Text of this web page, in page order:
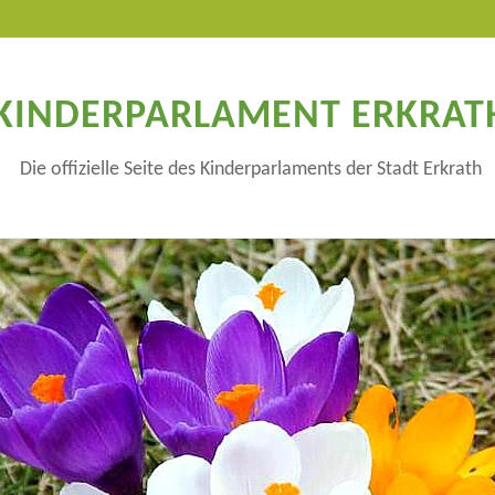
Die offizielle Seite des Kinderparlaments der Stadt Erkrath